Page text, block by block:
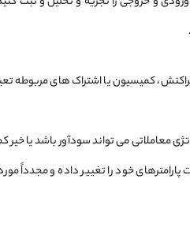
کمیسیون یا اشتراک های مربوطه
معاملاتی می تواند سودآور باشد یا
خود را تغییر داده و مجدداً مورد